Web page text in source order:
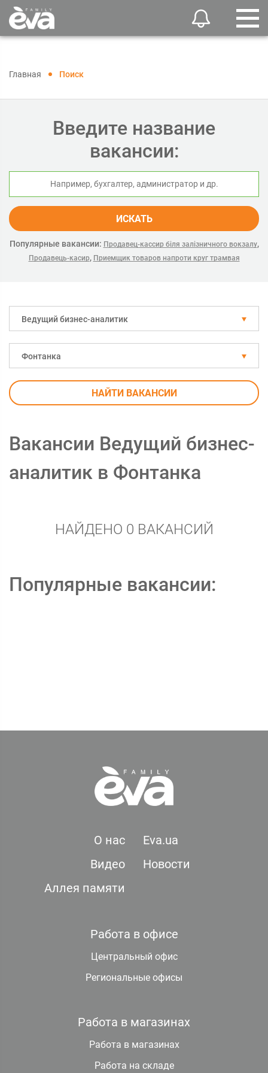
Главная Поиск
Введите название
вакансии:
ИСКАТЬ
Популярные вакансии: Продавец-кассир біля залізничного вокзалу,
Продавець-касир, Приемщик товаров напроти круг трамвая
Ведущий бизнес-аналитик
Фонтанка
НАЙТИ ВАКАНСИИ
Вакансии Ведущий бизнес-
аналитик в Фонтанка
НАЙДЕНО 0 ВАКАНСИЙ
Популярные вакансии:
О нас
Eva.ua
Видео
Новости
Аллея памяти
Работа в офисе
Центральный офис
Региональные офисы
Работа в магазинах
Работа в магазинах
Работа на складе